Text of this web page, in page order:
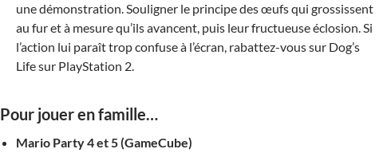
une démonstration. Souligner le principe des œufs qui grossissent
au fur et à mesure qu’ils avancent, puis leur fructueuse éclosion. Si
l’action lui paraît trop confuse à l’écran, rabattez-vous sur Dog’s
Life sur PlayStation 2.
Pour jouer en famille…
Mario Party 4 et 5 (GameCube)